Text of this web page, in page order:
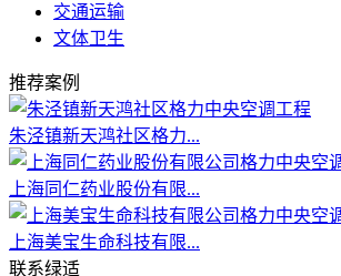
交通运输
文体卫生
推荐案例
朱泾镇新天鸿社区格力...
上海同仁药业股份有限...
上海美宝生命科技有限...
联系绿适